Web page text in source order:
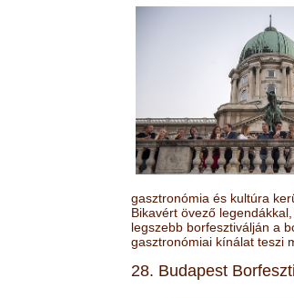
gasztronómia és kultúra
Bikavért övező
legszebb borfesztiválján a
gasztronómiai kínálat teszi
28. Budapest